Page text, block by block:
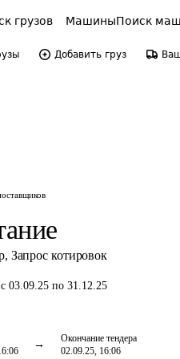
грузов МашиныПоиск
Добавить груз
, Запрос котировок
с 03.09.25 по 31.12.25
Окончание тендера
02.09.25, 16:06